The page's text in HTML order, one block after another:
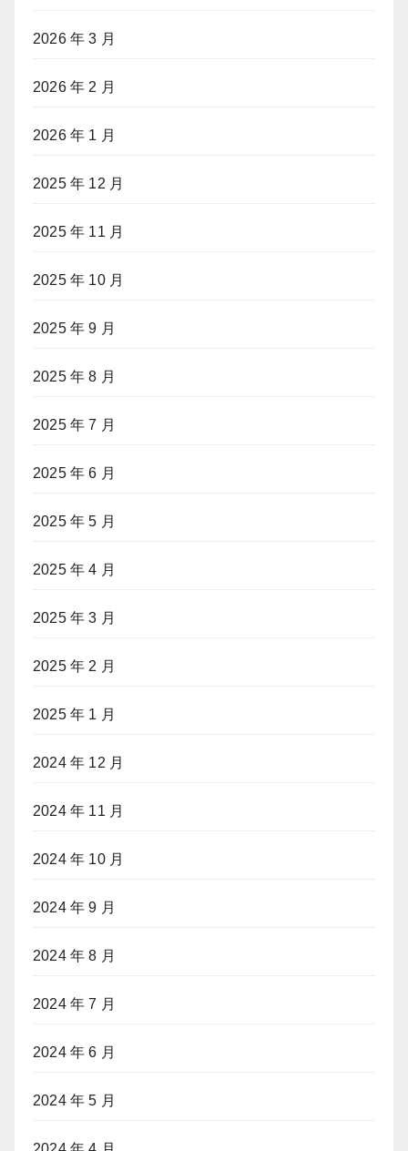
2026 年 3 月
2026 年 2 月
2026 年 1 月
2025 年 12 月
2025 年 11 月
2025 年 10 月
2025 年 9 月
2025 年 8 月
2025 年 7 月
2025 年 6 月
2025 年 5 月
2025 年 4 月
2025 年 3 月
2025 年 2 月
2025 年 1 月
2024 年 12 月
2024 年 11 月
2024 年 10 月
2024 年 9 月
2024 年 8 月
2024 年 7 月
2024 年 6 月
2024 年 5 月